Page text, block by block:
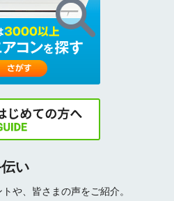
い
や、皆さまの声をご紹介。